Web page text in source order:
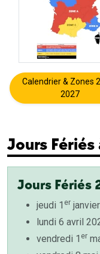
Calendrier & Zones
2027
Jours Fériés
Jours Fériés
jeudi 1 er
lundi 6 avril
vendredi 1 er